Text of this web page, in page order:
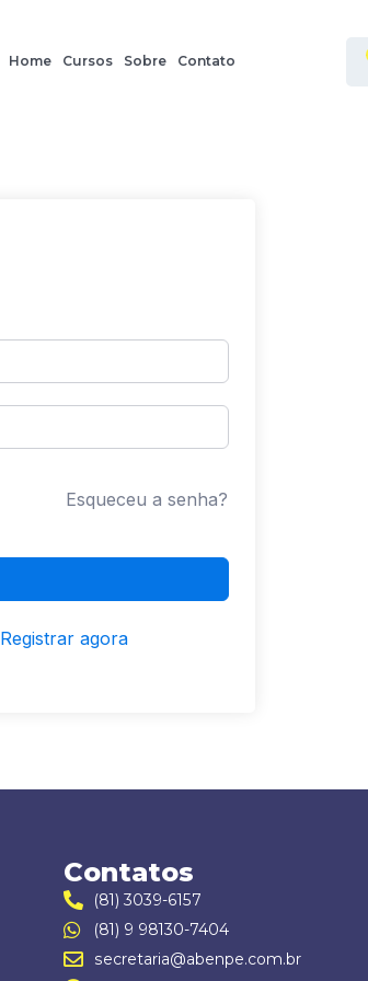
Home Cursos Sobre Contato
Esqueceu a senha?
Registrar agora
Contatos
(81) 3039-6157
(81) 9 98130-7404
secretaria@abenpe.com.br